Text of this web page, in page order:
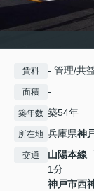
賃料 - 管理/共
面積 -
築年数 築54年
所在地 兵庫県神
交通 山陽本線
1分
神戸市西